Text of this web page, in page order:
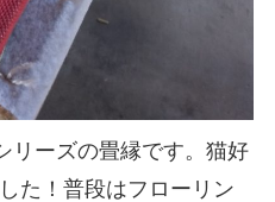
リーズの畳縁です。猫好
た！普段はフローリン